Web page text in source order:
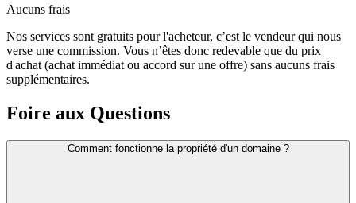
Aucuns frais
Nos services sont gratuits pour l'acheteur, c’est le vendeur qui nous
verse une commission. Vous n’êtes donc redevable que du prix
d'achat (achat immédiat ou accord sur une offre) sans aucuns frais
supplémentaires.
Foire aux Questions
Comment fonctionne la propriété d'un domaine ?